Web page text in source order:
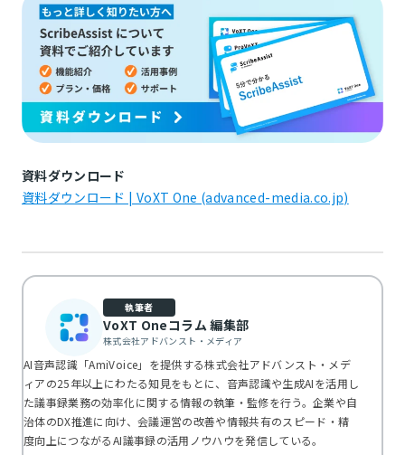
資料ダウンロード
資料ダウンロード | VoXT One (advanced-media.co.jp)
執筆者
VoXT Oneコラム 編集部
株式会社アドバンスト・メディア
AI音声認識「AmiVoice」を提供する株式会社アドバンスト・メデ
ィアの25年以上にわたる知見をもとに、音声認識や生成AIを活用し
た議事録業務の効率化に関する情報の執筆・監修を行う。企業や自
治体のDX推進に向け、会議運営の改善や情報共有のスピード・精
度向上につながるAI議事録の活用ノウハウを発信している。